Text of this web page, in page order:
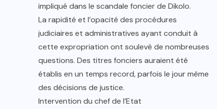
impliqué dans le scandale foncier de Dikolo.
La rapidité et l’opacité des procédures
judiciaires et administratives ayant conduit à
cette expropriation ont soulevé de nombreuses
questions. Des titres fonciers auraient été
établis en un temps record, parfois le jour même
des décisions de justice.
Intervention du chef de l’Etat